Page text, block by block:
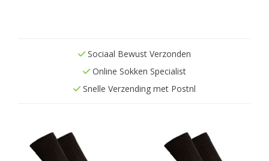
Sociaal Bewust Verzonden
Online Sokken Specialist
Snelle Verzending met Postnl